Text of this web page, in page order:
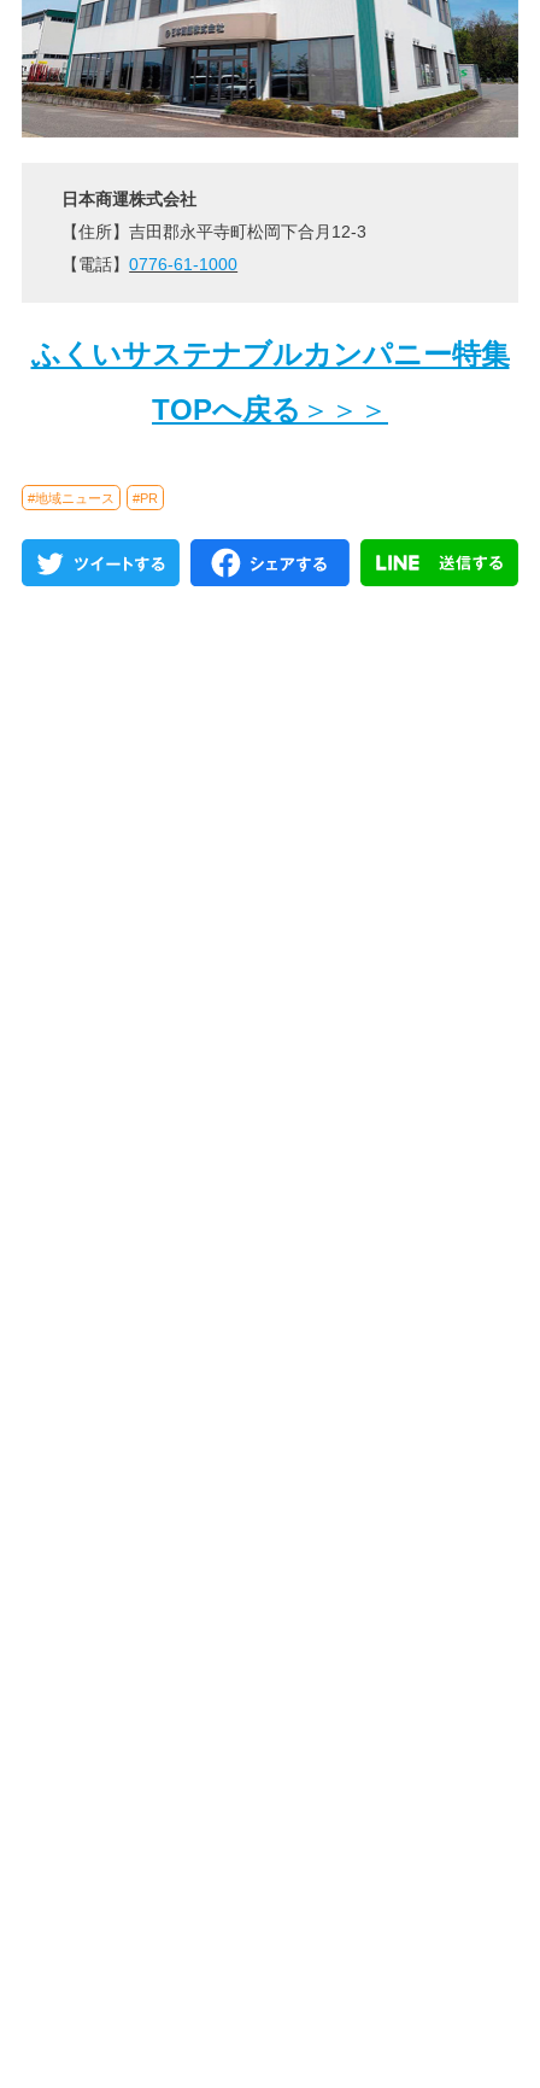
日本商運株式会社
【住所】吉田郡永平寺町松岡下合月12-3
【電話】0776-61-1000
ふくいサステナブルカンパニー特集
TOPへ戻る ＞＞＞
#地域ニュース #PR